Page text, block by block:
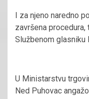
I za njeno naredno
završena
Službenom glasniku
U Ministarstvu
Ned Puhovac